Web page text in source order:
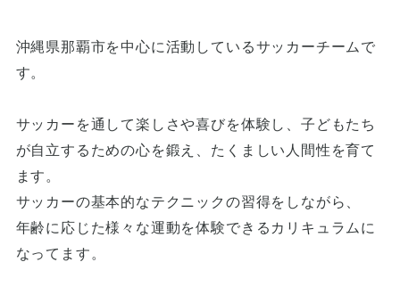
沖縄県那覇市を中心に活動しているサッカーチームで
す。
サッカーを通して楽しさや喜びを体験し、子どもたち
が自立するための心を鍛え、たくましい人間性を育て
ます。
サッカーの基本的なテクニックの習得をしながら、
年齢に応じた様々な運動を体験できるカリキュラムに
なってます。